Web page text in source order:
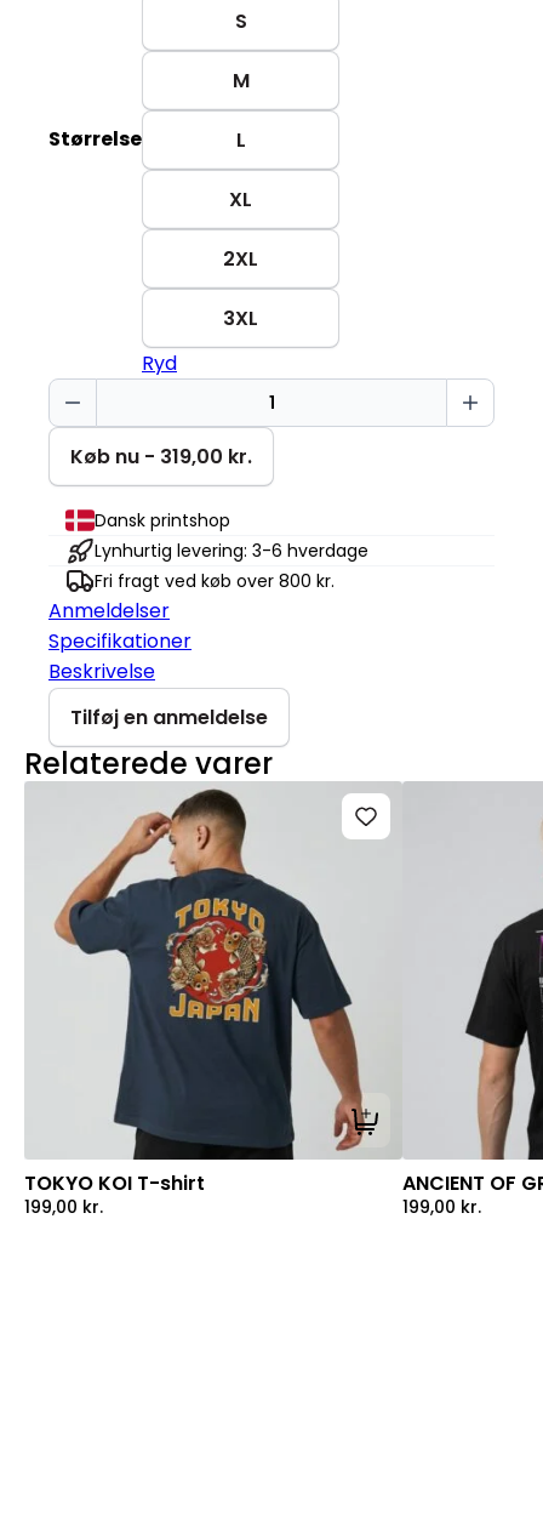
Størrelse
S
M
L
XL
2XL
3XL
Ryd
Ikke
mit
problem
Changer
2.0
antal
Køb nu - 319,00 kr.
Dansk printshop
Lynhurtig levering: 3-6 hverdage
Fri fragt ved køb over 800 kr.
Anmeldelser
Specifikationer
Beskrivelse
Tilføj en anmeldelse
Relaterede varer
Tilføj til kurv
TOKYO KOI T-shirt
199,00 kr.
ANCIENT OF
199,00 kr.